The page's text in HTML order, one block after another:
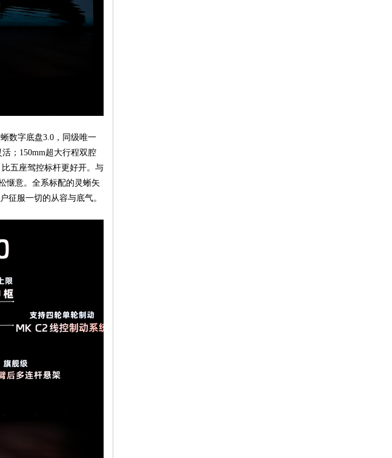
数字底盘3.0，同级唯一
；150mm超大行程双腔
五座驾控标杆更好开。与
惬意。全系标配的灵蜥矢
征服一切的从容与底气。